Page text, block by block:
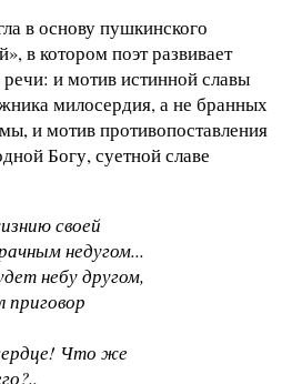
в основу пушкинского
в котором поэт развивает
и мотив истинной славы
милосердия, а не бранных
и мотив противопоставления
Богу, суетной славе
своей
недугом...
небу другом,
приговор
Что же